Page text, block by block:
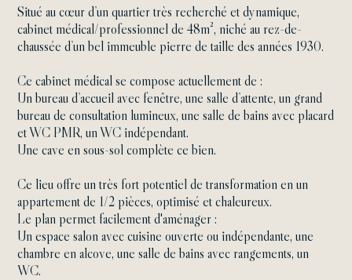
Situé au cœur d’un quartier très recherché et dynamique,
cabinet médical/professionnel de 48m², niché au rez-de-
chaussée d’un bel immeuble pierre de taille des années 1930.
Ce cabinet médical se compose actuellement de :
Un bureau d’accueil avec fenêtre, une salle d’attente, un grand
bureau de consultation lumineux, une salle de bains avec placard
et WC PMR, un WC indépendant.
Une cave en sous-sol complète ce bien.
Ce lieu offre un très fort potentiel de transformation en un
appartement de 1/2 pièces, optimisé et chaleureux.
Le plan permet facilement d'aménager :
Un espace salon avec cuisine ouverte ou indépendante, une
chambre en alcove, une salle de bains avec rangements, un
WC.